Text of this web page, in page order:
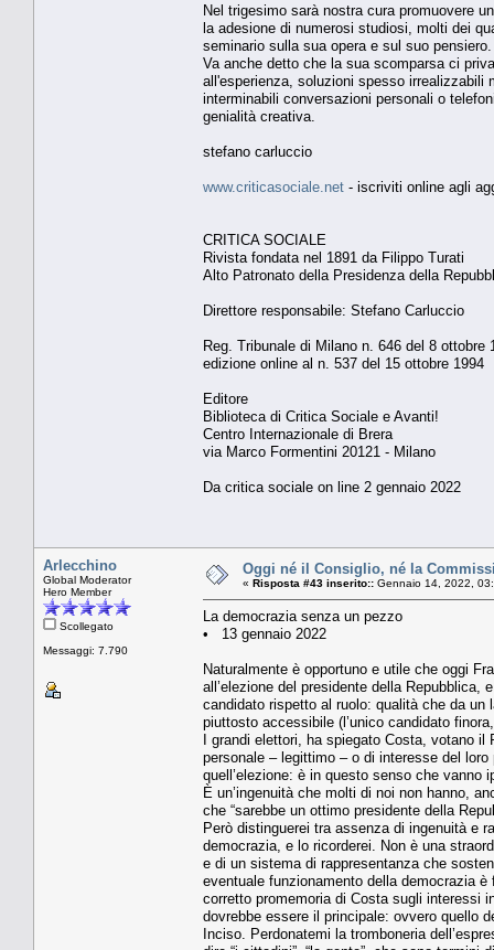
Nel trigesimo sarà nostra cura promuovere
la adesione di numerosi studiosi, molti dei
seminario sulla sua opera e sul suo pensiero.
Va anche detto che la sua scomparsa ci
all'esperienza, soluzioni spesso irrealizzabili
interminabili conversazioni personali o
genialità creativa.
stefano carluccio
www.criticasociale.net - iscriviti online agli
CRITICA SOCIALE
Rivista fondata nel 1891 da Filippo Turati
Alto Patronato della Presidenza della
Direttore responsabile: Stefano Carluccio
Reg. Tribunale di Milano n. 646 del 8 ottobre
edizione online al n. 537 del 15 ottobre 1994
Editore
Biblioteca di Critica Sociale e Avanti!
Centro Internazionale di Brera
via Marco Formentini 20121 - Milano
Da critica sociale on line 2 gennaio 2022
Arlecchino
Global Moderator
Hero Member
Scollegato
Messaggi: 7.790
Oggi né il Consiglio, né la
« Risposta #43 inserito:: Gennaio 14, 2022,
La democrazia senza un pezzo
• 13 gennaio 2022
Naturalmente è opportuno e utile che oggi
all’elezione del presidente della Repubblica,
candidato rispetto al ruolo: qualità che da un
piuttosto accessibile (l’unico candidato
I grandi elettori, ha spiegato Costa, votano
personale – legittimo – o di interesse del
quell’elezione: è in questo senso che
È un’ingenuità che molti di noi non hanno,
che “sarebbe un ottimo presidente della
Però distinguerei tra assenza di ingenuità e
democrazia, e lo ricorderei. Non è una
e di un sistema di rappresentanza che
eventuale funzionamento della democrazia
corretto promemoria di Costa sugli interessi
dovrebbe essere il principale: ovvero quello
Inciso. Perdonatemi la tromboneria